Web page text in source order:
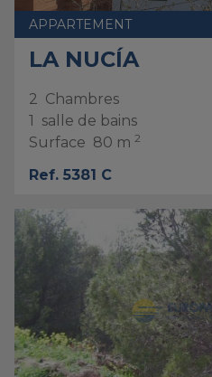
APPARTEMENT
LA NUCÍA
2 Chambres
1
salle de bains
Surface 80 m 2
Ref. 5381 C